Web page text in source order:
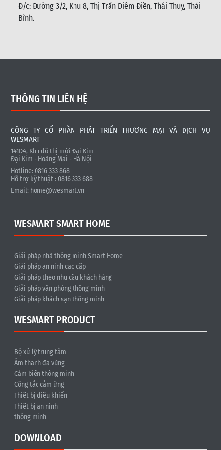
Đ/c: Đường 3/2, Khu 8, Thị Trấn Diêm Điền, Thái Thuỵ, Thái
Bình.
THÔNG TIN LIÊN HỆ
CÔNG TY CỔ PHẦN PHÁT TRIỂN THƯƠNG MẠI VÀ DỊCH VỤ
WESMART
141D4, Khu đô thị mới Đại Kim
Đại Kim - Hoàng Mai - Hà Nội
Hotline: 0816 333 868
Hỗ trợ kỹ thuật : 0816 333 688
Email: home@wesmart.vn
WESMART SMART HOME
Giải pháp nhà thông minh Smart Home
Giải pháp an ninh cao cấp
Giải pháp theo nhu cầu khách hàng
Giải pháp văn phòng thông minh
Giải pháp khách sạn thông minh
WESMART PRODUCT
Bộ xử lý trung tâm
Âm thanh đa vùng
Cảm biến thông minh
Công tắc cảm ứng
Thiết bị điều khiển
Thiết bị an ninh
thông minh
DOWNLOAD